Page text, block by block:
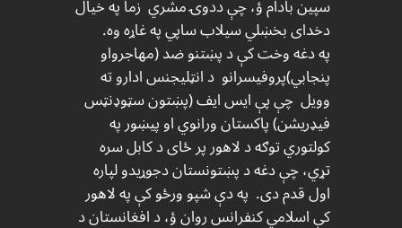
سپین بادام ؤ، چې ددوۍ مشري زما په خیال
دخدای بخښلي سیلاب ساپي په غاړه وه.
په دغه وخت کې د پښتنو ضد (مهاجرواو
پنجابي)پروفیسرانو د انټلیجنس ادارو ته
وویل چې پې ایس ایف (پښتون سټوډنټس
فیډریشن) پاکستان ورانوي او پيښور په
کولتوري توګه د لاهور پر ځای د کابل سره
تړي، چې دغه د پښتونستان دجوړیدو لپاره
اول قدم دی. په دې شپو ورځو کې په لاهور
کې اسلامي کنفرانس روان ؤ، د افغانستان د